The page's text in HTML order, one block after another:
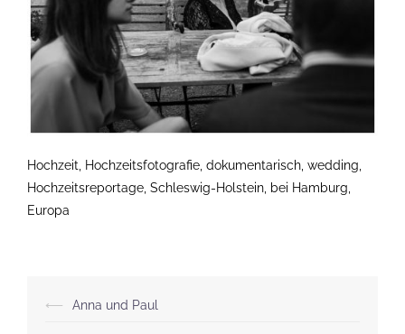
Hochzeit, Hochzeitsfotografie, dokumentarisch, wedding,
Hochzeitsreportage, Schleswig-Holstein, bei Hamburg,
Europa
Beitragsnavigation
⟵ Anna und Paul